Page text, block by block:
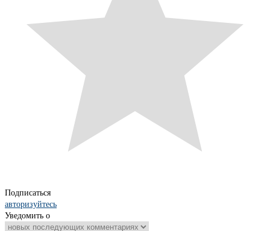
Подписаться
авторизуйтесь
Уведомить о